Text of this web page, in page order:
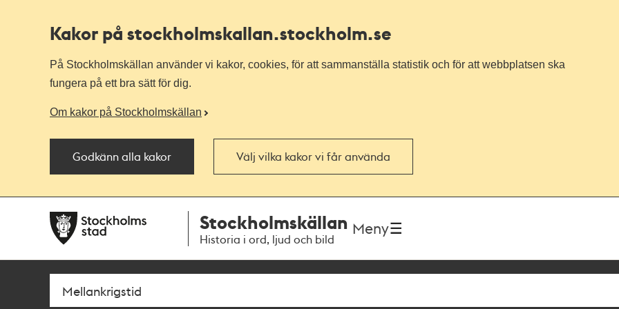
Kakor på stockholmskallan.stockholm.se
På Stockholmskällan använder vi kakor, cookies, för att sammanställa statistik och för att webbplatsen ska
fungera på ett bra sätt för dig.
Om kakor på Stockholmskällan
Godkänn alla kakor Välj vilka kakor vi får använda
navigationen
huvudinnehållet
Stockholmskällan
Historia i ord, ljud och bild
Meny
Sök